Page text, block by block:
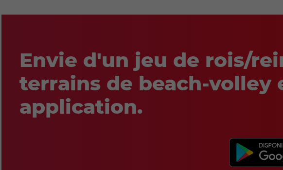
Envie d'un jeu de rois/
terrains de beach-volley
application.